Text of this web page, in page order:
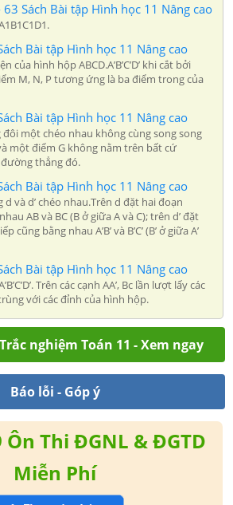
Sách Bài tập Hình học 11 Nâng cao
Bài tập Hình học 11 Nâng cao
của hình hộp ABCD.A’B’C’D’ khi cắt bởi
M, N, P tương ứng là ba điểm trong của
Bài tập Hình học 11 Nâng cao
một chéo nhau không cùng song song
một điểm G không nằm trên bất cứ
thẳng đó.
Bài tập Hình học 11 Nâng cao
và d’ chéo nhau.Trên d đặt hai đoạn
AB và BC (B ở giữa A và C); trên d’ đặt
cũng bằng nhau A’B’ và B’C’ (B’ ở giữa A’
Bài tập Hình học 11 Nâng cao
Trên các cạnh AA’, Bc lần lượt lấy các
với các đỉnh của hình hộp.
nghiệm Toán 11 - Xem ngay
Báo lỗi - Góp ý
Ôn Thi ĐGNL & ĐGTD
Miễn Phí